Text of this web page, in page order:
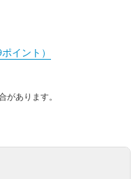
イント）
あります。